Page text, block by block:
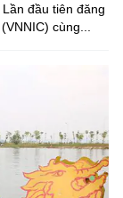
đầu tiên đăng
cùng...